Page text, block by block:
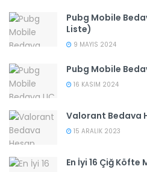
Pubg Mobile
Liste)
9 MAYIS 2024
Pubg Mobile
16 KASIM 2024
Valorant Bedava
15 ARALIK 2023
En İyi 16 Çiğ Köfte